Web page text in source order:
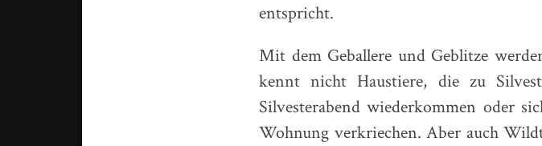
entspricht.
Mit dem Geballere und Geblitze
kennt nicht Haustiere, die zu
Silvesterabend wiederkommen oder
Wohnung verkriechen. Aber auch